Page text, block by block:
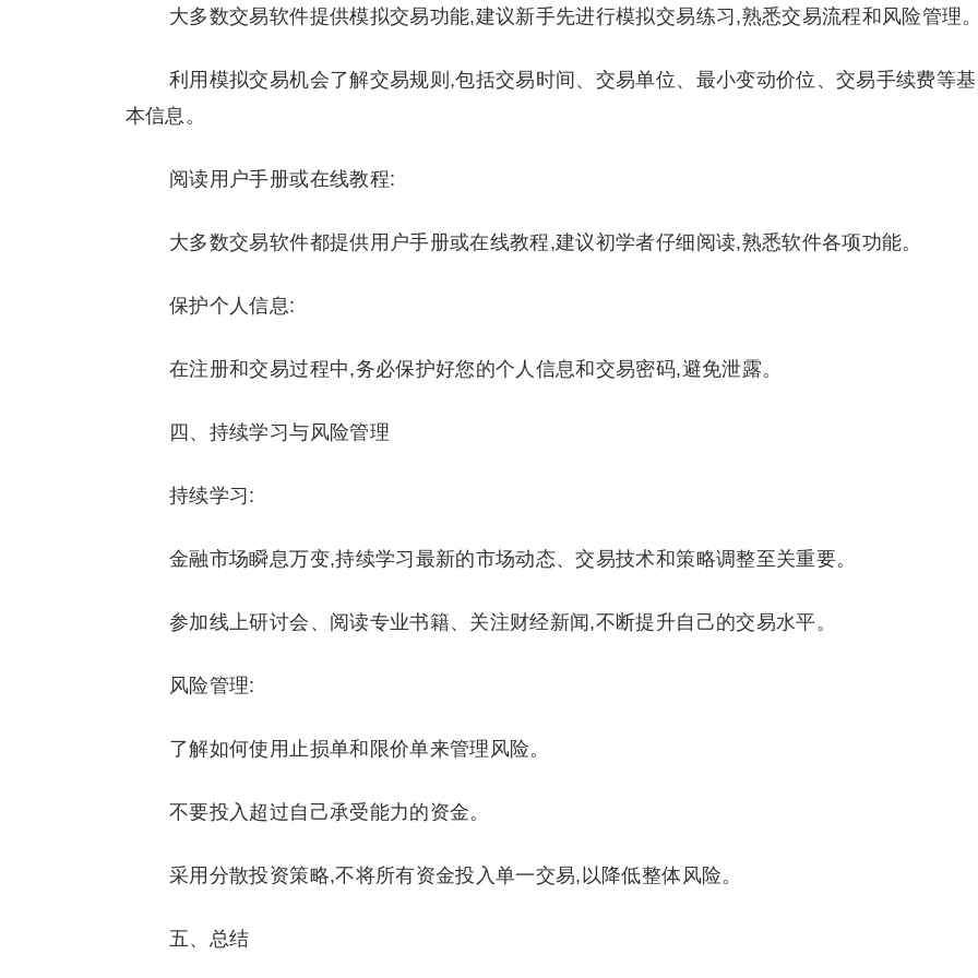
大多数交易软件提供模拟交易功能,建议新手先进行模拟交易练习,熟悉交易流程和风险管理。
利用模拟交易机会了解交易规则,包括交易时间、交易单位、最小变动价位、交易手续费等基
本信息。
阅读用户手册或在线教程:
大多数交易软件都提供用户手册或在线教程,建议初学者仔细阅读,熟悉软件各项功能。
保护个人信息:
在注册和交易过程中,务必保护好您的个人信息和交易密码,避免泄露。
四、持续学习与风险管理
持续学习:
金融市场瞬息万变,持续学习最新的市场动态、交易技术和策略调整至关重要。
参加线上研讨会、阅读专业书籍、关注财经新闻,不断提升自己的交易水平。
风险管理:
了解如何使用止损单和限价单来管理风险。
不要投入超过自己承受能力的资金。
采用分散投资策略,不将所有资金投入单一交易,以降低整体风险。
五、总结